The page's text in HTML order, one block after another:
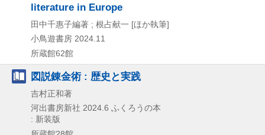
literature in Europe
田中千惠子編著 ; 根占献一 [ほか執筆]
小鳥遊書房 2024.11
所蔵館62館
図説錬金術 : 歴史と実践
吉村正和著
河出書房新社 2024.6 ふくろうの本
: 新装版